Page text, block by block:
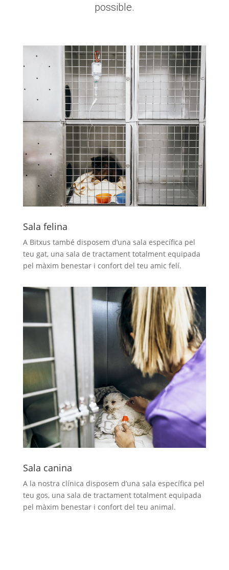
possible.
Sala felina
A Bitxus també disposem d’una sala específica pel
teu gat, una sala de tractament totalment equipada
pel màxim benestar i confort del teu amic felí.
Sala canina
A la nostra clínica disposem d’una sala específica pel
teu gos, una sala de tractament totalment equipada
pel màxim benestar i confort del teu animal.